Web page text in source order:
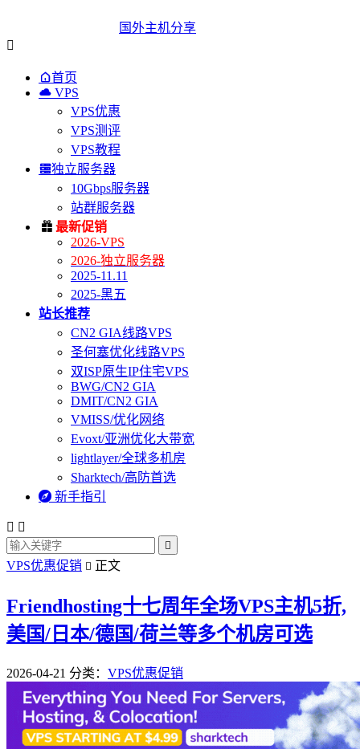
国外主机分享

首页
 VPS
VPS优惠
VPS测评
VPS教程
独立服务器
10Gbps服务器
站群服务器
 最新促销
2026-VPS
2026-独立服务器
2025-11.11
2025-黑五
站长推荐
CN2 GIA线路VPS
圣何塞优化线路VPS
双ISP原生IP住宅VPS
BWG/CN2 GIA
DMIT/CN2 GIA
VMISS/优化网络
Evoxt/亚洲优化大带宽
lightlayer/全球多机房
Sharktech/高防首选
 新手指引
 

VPS优惠促销  正文
Friendhosting十七周年全场VPS主机5折,
美国/日本/德国/荷兰等多个机房可选
2026-04-21 分类： VPS优惠促销